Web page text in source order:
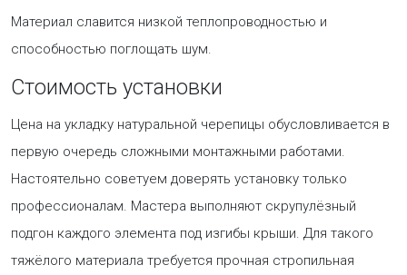
Материал славится низкой теплопроводностью и
способностью поглощать шум.
Стоимость установки
Цена на укладку натуральной черепицы обусловливается в
первую очередь сложными монтажными работами.
Настоятельно советуем доверять установку только
профессионалам. Мастера выполняют скрупулёзный
подгон каждого элемента под изгибы крыши. Для такого
тяжёлого материала требуется прочная стропильная